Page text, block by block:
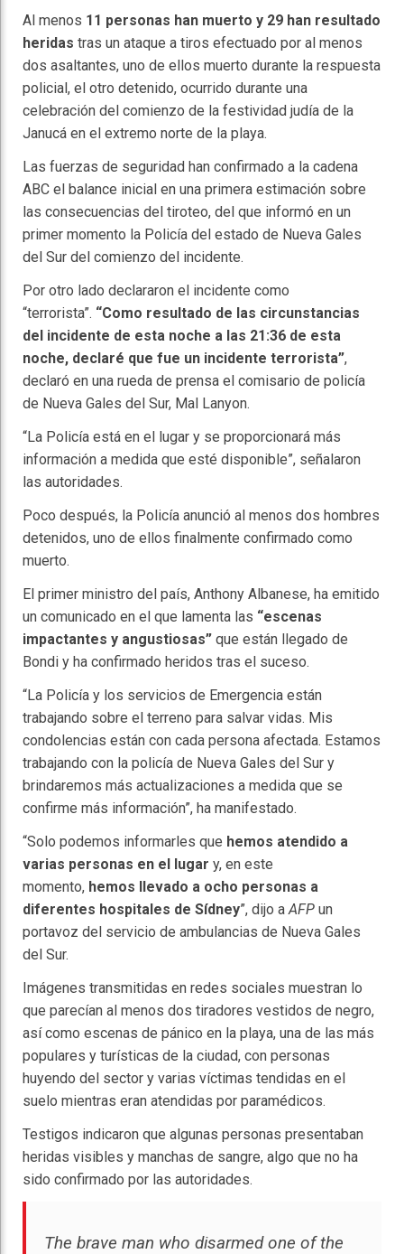
Al menos 11 personas han muerto y 29 han resultado
heridas tras un ataque a tiros efectuado por al menos
dos asaltantes, uno de ellos muerto durante la respuesta
policial, el otro detenido, ocurrido durante una
celebración del comienzo de la festividad judía de la
Janucá en el extremo norte de la playa.
Las fuerzas de seguridad han confirmado a la cadena
ABC el balance inicial en una primera estimación sobre
las consecuencias del tiroteo, del que informó en un
primer momento la Policía del estado de Nueva Gales
del Sur del comienzo del incidente.
Por otro lado declararon el incidente como
“terrorista”. “Como resultado de las circunstancias
del incidente de esta noche a las 21:36 de esta
noche, declaré que fue un incidente terrorista”,
declaró en una rueda de prensa el comisario de policía
de Nueva Gales del Sur, Mal Lanyon.
“La Policía está en el lugar y se proporcionará más
información a medida que esté disponible”, señalaron
las autoridades.
Poco después, la Policía anunció al menos dos hombres
detenidos, uno de ellos finalmente confirmado como
muerto.
El primer ministro del país, Anthony Albanese, ha emitido
un comunicado en el que lamenta las “escenas
impactantes y angustiosas” que están llegado de
Bondi y ha confirmado heridos tras el suceso.
“La Policía y los servicios de Emergencia están
trabajando sobre el terreno para salvar vidas. Mis
condolencias están con cada persona afectada. Estamos
trabajando con la policía de Nueva Gales del Sur y
brindaremos más actualizaciones a medida que se
confirme más información”, ha manifestado.
“Solo podemos informarles que hemos atendido a
varias personas en el lugar y, en este
momento, hemos llevado a ocho personas a
diferentes hospitales de Sídney”, dijo aAFP un
portavoz del servicio de ambulancias de Nueva Gales
del Sur.
Imágenes transmitidas en redes sociales muestran lo
que parecían al menos dos tiradores vestidos de negro,
así como escenas de pánico en la playa, una de las más
populares y turísticas de la ciudad, con personas
huyendo del sector y varias víctimas tendidas en el
suelo mientras eran atendidas por paramédicos.
Testigos indicaron que algunas personas presentaban
heridas visibles y manchas de sangre, algo que no ha
sido confirmado por las autoridades.
The brave man who disarmed one of the